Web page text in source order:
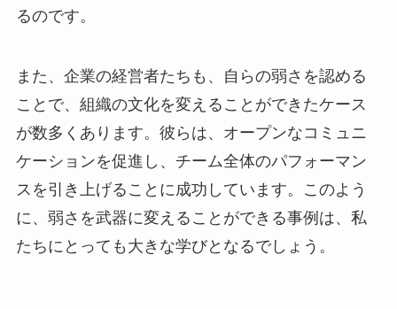
るのです。
また、企業の経営者たちも、自らの弱さを認める
ことで、組織の文化を変えることができたケース
が数多くあります。彼らは、オープンなコミュニ
ケーションを促進し、チーム全体のパフォーマン
スを引き上げることに成功しています。このよう
に、弱さを武器に変えることができる事例は、私
たちにとっても大きな学びとなるでしょう。